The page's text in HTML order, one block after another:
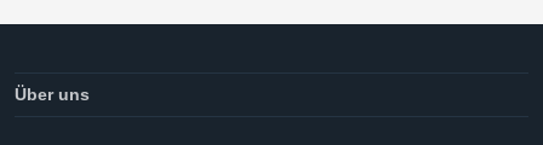
Über uns